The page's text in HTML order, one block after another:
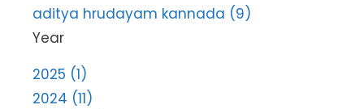
aditya hrudayam kannada (9)
Year
2025 (1)
2024 (11)